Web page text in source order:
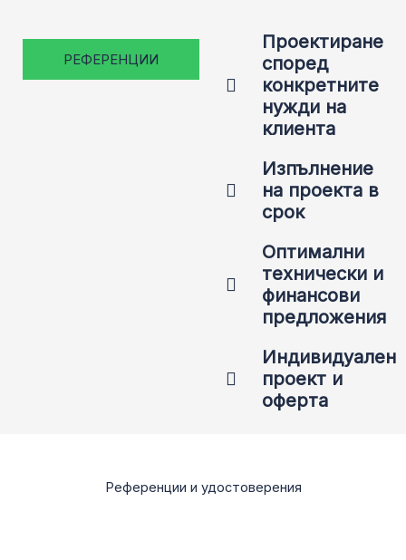
РЕФЕРЕНЦИИ
Проектиране
според
конкретните
нужди на
клиента
Изпълнение
на проекта в
срок
Оптимални
технически и
финансови
предложения
Индивидуален
проект и
оферта
Референции и удостоверения